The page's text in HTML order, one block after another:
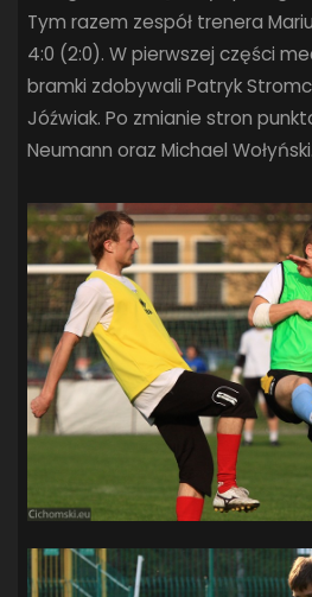
Tym razem zespół trenera
4:0 (2:0). W pierwszej części
bramki zdobywali Patryk
Jóźwiak. Po zmianie stron
Neumann oraz Michael Wołyński.
SANDRA SPA POGOŃ SZCZECIN(100)
SPARING(110) SPR POGOŃ SZCZECIN (72)
SPÓJNIA STARGARD(35) STOCZNIA
SUPERLIGA KOBIET(58) SUPERLIGA
TAURON LIGA KOBIET(106) TENIS (26)
ŚWIT SKOLWIN(111)
STAT4U